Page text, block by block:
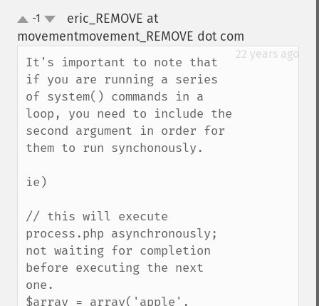
up
down
-1
eric_REMOVE at
movementmovement_REMOVE dot com
22 years ago
It's important to note that
if you are running a series
of system() commands in a
loop, you need to include the
second argument in order for
them to run synchonously.
ie)
// this will execute
process.php asynchronously;
not waiting for completion
before executing the next
one.
$array = array('apple',